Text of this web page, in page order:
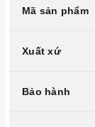
Mặt
Công nghệ hiện
Bo mạch IGBT
Đầu đốt EGO
Mã sản phẩm
Xuất xứ
Bảo hành